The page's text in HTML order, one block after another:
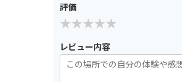
評価
レビュー内容